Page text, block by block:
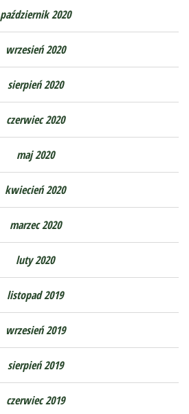
październik 2020
wrzesień 2020
sierpień 2020
czerwiec 2020
maj 2020
kwiecień 2020
marzec 2020
luty 2020
listopad 2019
wrzesień 2019
sierpień 2019
czerwiec 2019